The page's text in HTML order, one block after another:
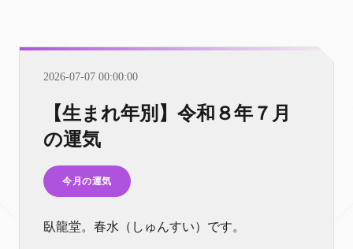
2026-07-07 00:00:00
【生まれ年別】令和８年７月
の運気
今月の運気
臥龍堂。春水（しゅんすい）です。